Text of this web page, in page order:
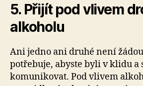
5. Přijít pod vlivem
alkoholu
Ani jedno ani druhé není
potřebuje, abyste byli v klidu a
komunikovat. Pod vlivem